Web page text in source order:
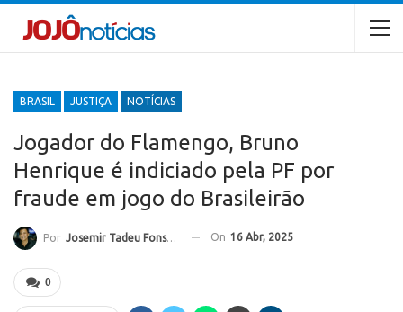
BRASIL JUSTIÇA NOTÍCIAS
Jogador do Flamengo, Bruno
Henrique é indiciado pela PF por
fraude em jogo do Brasileirão
Por Josemir Tadeu Fonseca On 16 Abr, 2025
0